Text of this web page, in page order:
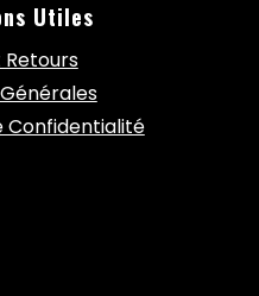
Utiles
Retours
Confidentialité